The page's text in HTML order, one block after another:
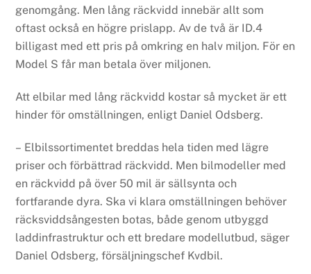
genomgång. Men lång räckvidd innebär allt som
oftast också en högre prislapp. Av de två är ID.4
billigast med ett pris på omkring en halv miljon. För en
Model S får man betala över miljonen.
Att elbilar med lång räckvidd kostar så mycket är ett
hinder för omställningen, enligt Daniel Odsberg.
– Elbilssortimentet breddas hela tiden med lägre
priser och förbättrad räckvidd. Men bilmodeller med
en räckvidd på över 50 mil är sällsynta och
fortfarande dyra. Ska vi klara omställningen behöver
räcksviddsångesten botas, både genom utbyggd
laddinfrastruktur och ett bredare modellutbud, säger
Daniel Odsberg, försäljningschef Kvdbil.